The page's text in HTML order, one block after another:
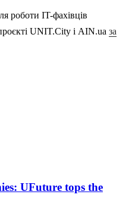
роботи IT-фахівців
UNIT.City і AIN.ua за
UFuture tops the